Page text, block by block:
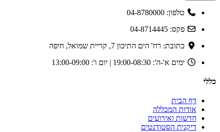
טלפון: 04-8780000
פקס: 04-8714445
כתובת: רח' הים התיכון 7, קריית שמואל, חיפה
ימים א'-ה': 19:00-08:30 | יום ו': 13:00-09:00
כללי
דף הבית
אודות המכללה
חדשות ואירועים
דיקנית הסטודנטים